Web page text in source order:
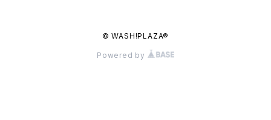
© WASH!PLAZA®︎
Powered by